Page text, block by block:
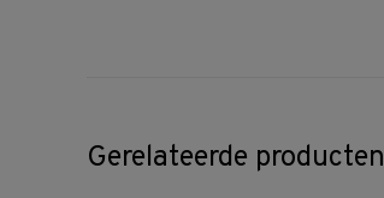
Gerelateerde producten